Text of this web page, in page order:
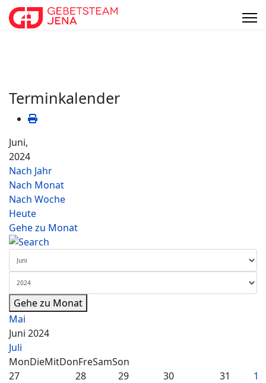
Terminkalender
Juni,
2024
Nach Jahr
Nach Monat
Nach Woche
Heute
Gehe zu Monat
Gehe zu Monat
Mai
Juni 2024
Juli
MonDieMitDonFreSamSon
27
28 29 30 31
1